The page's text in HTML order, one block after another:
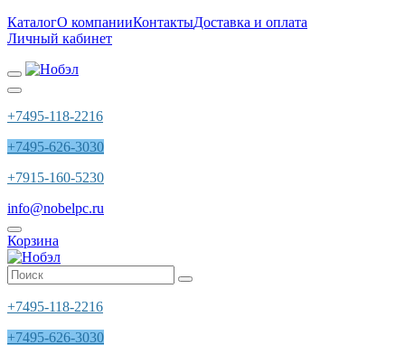
КаталогО компанииКонтактыДоставка и оплата
Личный кабинет
+7495-118-2216
+7495-626-3030
+7915-160-5230
info@nobelpc.ru
Корзина
+7495-118-2216
+7495-626-3030